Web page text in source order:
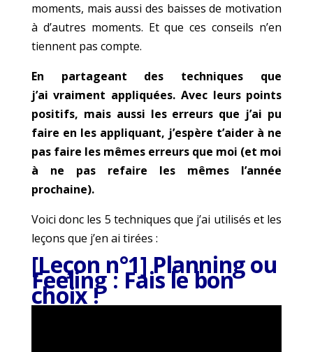
moments, mais aussi des baisses de motivation
à d’autres moments. Et que ces conseils n’en
tiennent pas compte.
En partageant des techniques que
j’ai vraiment appliquées. Avec leurs points
positifs, mais aussi les erreurs que j’ai pu
faire en les appliquant, j’espère t’aider à ne
pas faire les mêmes erreurs que moi (et moi
à ne pas refaire les mêmes l’année
prochaine).
Voici donc les 5 techniques que j’ai utilisés et les
leçons que j’en ai tirées :
[Leçon n°1] Planning ou
Feeling : Fais le bon
choix !